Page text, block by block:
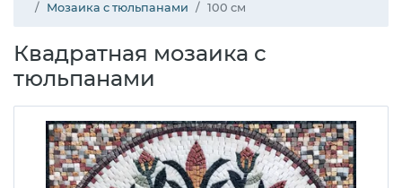
Мозаика с тюльпанами
100 см
Квадратная мозаика с
тюльпанами